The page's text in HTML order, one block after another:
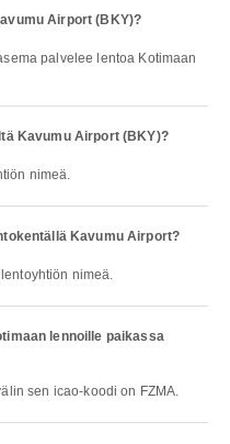
Airport (BKY)?
Kavumu Airport (BKY)?
nimeä.
Kavumu Airport?
nimeä.
lennoille paikassa
sen icao-koodi on FZMA.